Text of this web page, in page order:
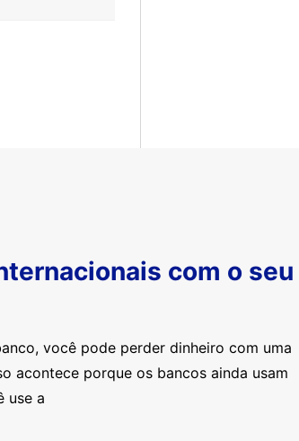
com o seu
você pode perder dinheiro com uma
acontece porque os bancos ainda usam
use a